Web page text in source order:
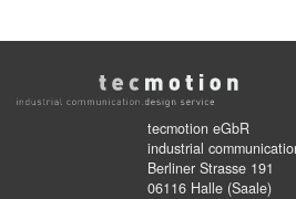
tecmotion eGbR
industrial
Berliner Strasse 191
06116 Halle (Saale)